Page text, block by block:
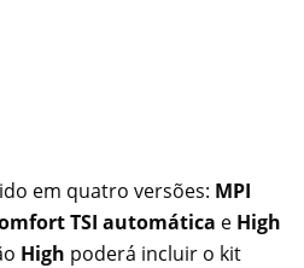
em quatro versões: MPI
TSI automática e High
High poderá incluir o kit